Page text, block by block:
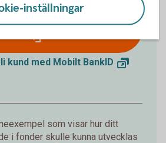
börja månadsspara
kund med Mobilt BankID
som visar hur ditt
i fonder skulle kunna utvecklas
inställningar